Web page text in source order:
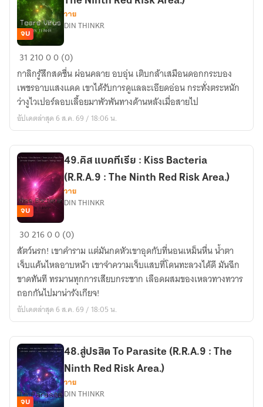
Red
Risk
Area.)
50.เทียร์
ไวรัส
:
Tears
Virus
(R.R.A.9
The
Ninth
Red
Risk
Area.)
จบ
วาย
DIN THINKR
3121000 (0)
กาลิกรู้สึกสดชื่น ผ่อนคลาย อบอุ่น เติบกล้าเสมือนดอกกระบอง
เพชรอาบแสงแดด เขาได้รับการดูแลละเอียดอ่อน กระทั่งตระหนัก
ว่างูไวเปอร์ลอบเลื้อยมาพัวพันทางด้านหลังเมื่อสายไป
อัปเดตล่าสุด 6 ส.ค. 69 / 18:06 น.
49.คิส
แบคทีเรีย
:
Kiss
Bacteria
(R.R.A.9
:
Ninth
Red
Risk
Area.)
จบ
49.คิส แบคทีเรีย : Kiss Bacteria
(R.R.A.9 : The Ninth Red Risk Area.)
วาย
DIN THINKR
3021600 (0)
สัตว์นรก! เขาคำราม แต่มันกดหัวเขาอุดกับที่นอนเหม็นหื่น น้ำตา
เจ็บแค้นไหลอาบหน้า เขาจำความเจ็บแสบที่โดนทะลวงได้ดี มันฉีก
ขาดทันที ทรมานทุกการเสียบกระชาก เลือดผสมของเหลวทางทวาร
ถอกกันไปมาน่ารังเกียจ!
อัปเดตล่าสุด 6 ส.ค. 69 / 18:05 น.
จบ
48.สู่ปรสิต To Parasite (R.R.A.9 : The
Ninth Red Risk Area.)
วาย
DIN THINKR